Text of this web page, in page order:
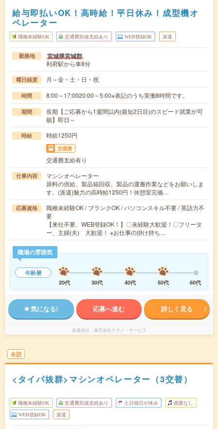
給与即払いOK！高時給！平日休み！成型機オ
ペレーター
職種未経験OK 交通費別途支給あり WEB登録OK 派遣
勤務地 宮城県宮城郡
利府駅から車8分
曜日頻度 月～金・土・日・祝
時間 8:00～17:0020:00～5:00※表記のうち実働8時間です。
期間
長期【ご応募から1週間以内(最短2日目)のスピード就業が可
能】即日～
時給 時給1250円
交通費
交通費支給有り
仕事内容
マシンオペレーター
原料の供給、製品箱回収、製品の運搬作業などをお願いしま
す。(派遣)魅力の高時給1250円！休憩室完備…
応募資格
職種未経験OK / ブランクOK / パソコンスキル不要 / 英語力不
要
【来社不要、WEB登録OK！】〇未経験大歓迎！〇フリータ
ー、主婦(夫) 大歓迎！ ※お仕事の掛け持ち…
職場の雰囲気
年齢層
20代
30代 40代 50代 60代
気になる! 応募へ進む 詳しく見る
派遣会社 株式会社テクノ・サービス
未読
<タイパ抜群>マシンオペレーター（3交替）
職種未経験OK 交通費別途支給あり 土日祝日が休み 残業なし
WEB登録OK 派遣